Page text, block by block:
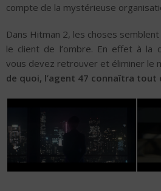
compte de la mystérieuse
Dans Hitman 2, les choses
le client de l’ombre. En effet à la
vous devez retrouver et éliminer le
de quoi, l’agent 47 connaîtra tout